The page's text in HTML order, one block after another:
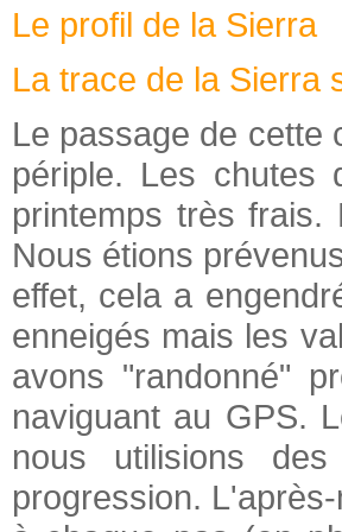
Le profil de la Sierra
La trace de la Sierra
Le passage de cette
périple. Les chutes
printemps très
Nous étions
effet, cela a
enneigés mais les
avons "randonné"
naviguant au GPS.
nous utilisions
progression.